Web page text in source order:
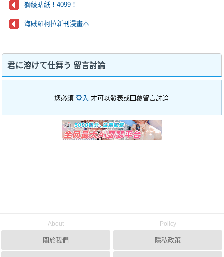
獅綾貼紙！4099！
海賊羅柯拉新刊漫畫本
君に溶けて仕舞う 留言討論
您必須登入 才可以發表或回覆留言討論
About
關於我們
Policy
隱私政策